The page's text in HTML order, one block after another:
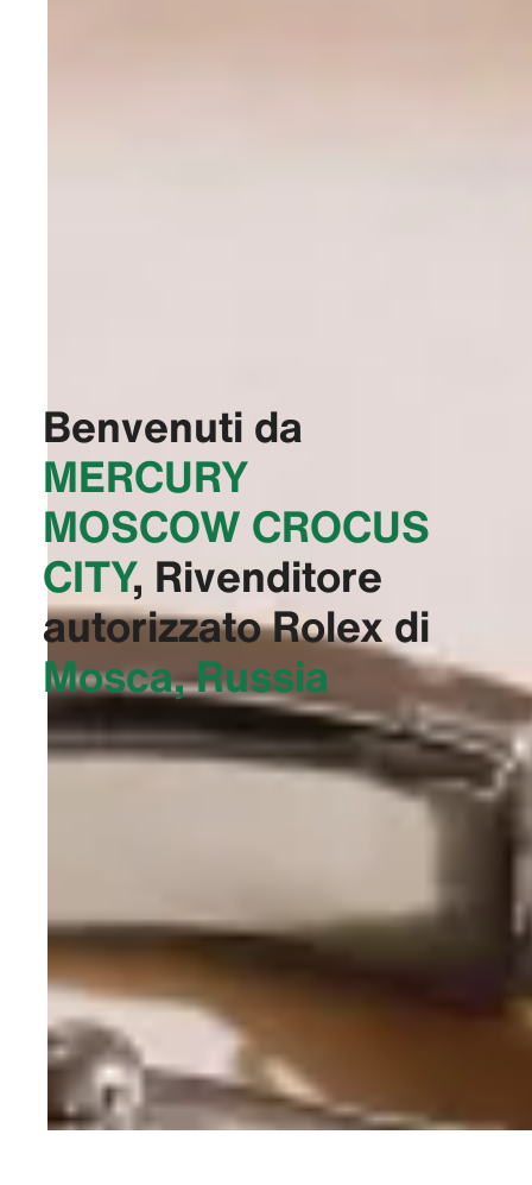
Benvenuti da
‭MERCURY
MOSCOW CROCUS
CITY‬, Rivenditore
autorizzato Rolex di
Mosca, Russia